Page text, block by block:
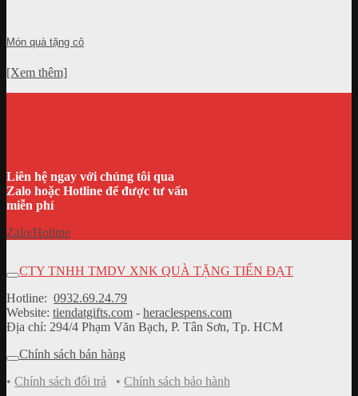
Món quà tặng cô
[Xem thêm]
Liên hệ ngay với chúng tôi qua
Zalo hoặc Hotline để được tư vấn
miễn phí
Zalo/Hotline
CTY TNHH TMDV XNK QUÀ TẶNG TIẾN ĐẠT
Hotline: 0932.69.24.79
Website: tiendatgifts.com - heraclespens.com
Địa chỉ: 294/4 Phạm Văn Bạch, P. Tân Sơn, Tp. HCM
Chính sách bán hàng
• Chính sách đổi trả • Chính sách bảo hành